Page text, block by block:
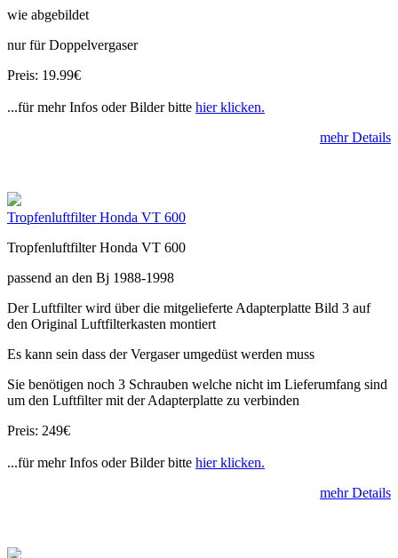
wie abgebildet
nur für Doppelvergaser
Preis: 19.99€
...für mehr Infos oder Bilder bitte hier klicken.
mehr Details
Tropfenluftfilter Honda VT 600
Tropfenluftfilter Honda VT 600
passend an den Bj 1988-1998
Der Luftfilter wird über die mitgelieferte Adapterplatte Bild 3 auf
den Original Luftfilterkasten montiert
Es kann sein dass der Vergaser umgedüst werden muss
Sie benötigen noch 3 Schrauben welche nicht im Lieferumfang sind
um den Luftfilter mit der Adapterplatte zu verbinden
Preis: 249€
...für mehr Infos oder Bilder bitte hier klicken.
mehr Details